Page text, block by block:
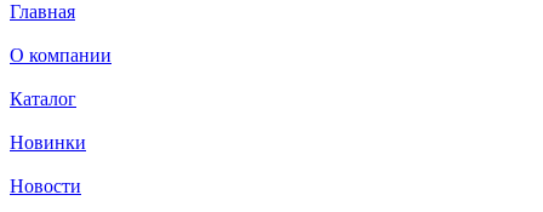
Главная
О компании
Каталог
Новинки
Новости